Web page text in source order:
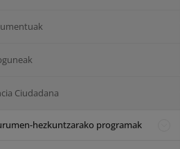
Ciudadana
hezkuntzarako programak